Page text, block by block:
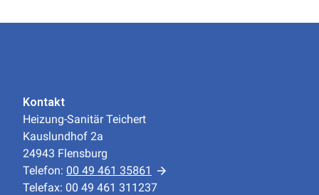
Kontakt
Heizung-Sanitär Teichert
Kauslundhof 2a
24943 Flensburg
Telefon: 00 49 461 35861
Telefax: 00 49 461 311237